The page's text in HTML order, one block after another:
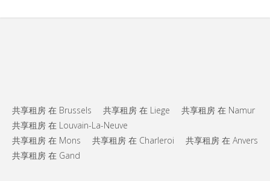
共享租房 在 Brussels 共享租房 在 Liege
共享租房 在 Namur
共享租房 在 Louvain-La-Neuve
共享租房 在 Mons
共享租房 在 Charleroi
共享租房 在 Anvers
共享租房 在 Gand